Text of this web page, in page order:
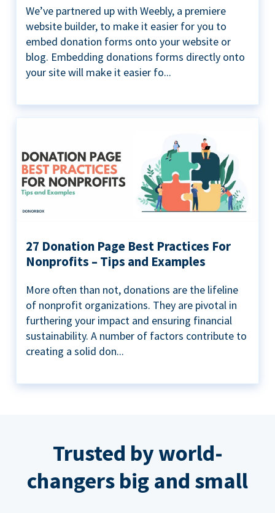
We’ve partnered up with Weebly, a premiere
website builder, to make it easier for you to
embed donation forms onto your website or
blog. Embedding donations forms directly onto
your site will make it easier fo...
27 Donation Page Best Practices For
Nonprofits – Tips and Examples
More often than not, donations are the lifeline
of nonprofit organizations. They are pivotal in
furthering your impact and ensuring financial
sustainability. A number of factors contribute to
creating a solid don...
Trusted by world-
changers big and small